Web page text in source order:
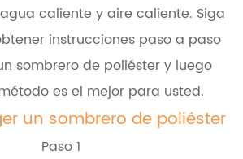
caliente y aire caliente. Siga
instrucciones paso a paso
sombrero de poliéster y luego
es el mejor para usted.
un sombrero de poliéster
Paso 1